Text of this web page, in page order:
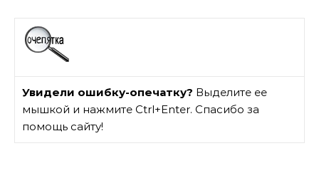
Увидели ошибку-опечатку? Выделите ее
мышкой и нажмите Ctrl+Enter. Спасибо за
помощь сайту!